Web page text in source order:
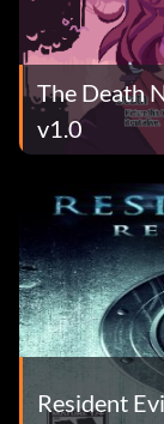
The Death
v1.0
Resident